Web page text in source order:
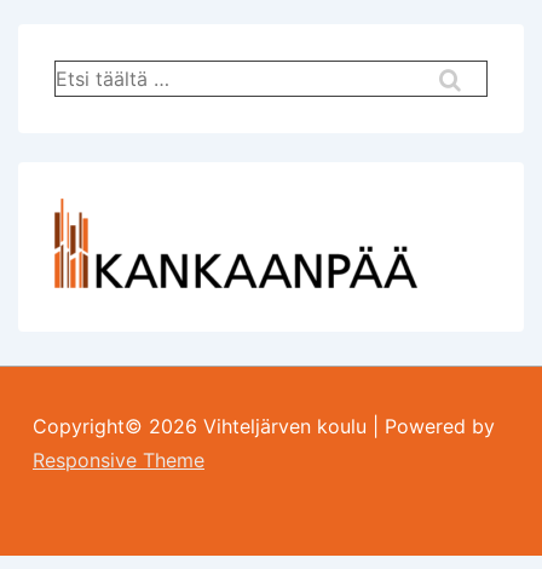
Hae:
Copyright© 2026 Vihteljärven koulu
| Powered by
Responsive Theme